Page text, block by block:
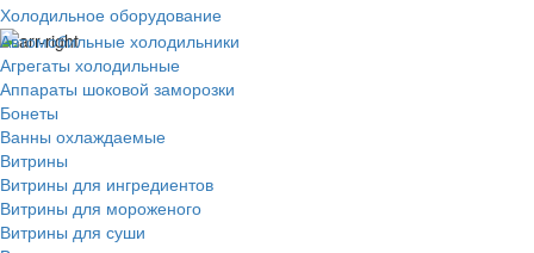
Холодильное оборудование
Автомобильные холодильники
Агрегаты холодильные
Аппараты шоковой заморозки
Бонеты
Ванны охлаждаемые
Витрины
Витрины для ингредиентов
Витрины для мороженого
Витрины для суши